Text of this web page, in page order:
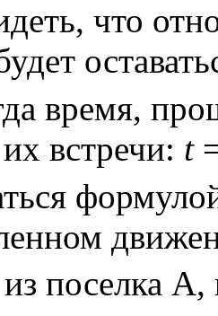
что
время,
встречи: t
поселка